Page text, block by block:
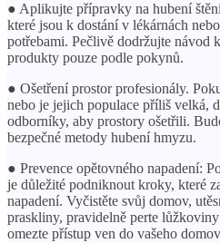
● Aplikujte přípravky na hubení
které jsou k dostání v lékárnách
potřebami. Pečlivě dodržujte návod
produkty pouze podle pokynů.
● Ošetření prostor profesionály.
nebo je jejich populace příliš velká,
odborníky, aby prostory ošetřili.
bezpečné metody hubení hmyzu.
● Prevence opětovného napadení:
je důležité podniknout kroky, které
napadení. Vyčistěte svůj domov,
praskliny, pravidelně perte
omezte přístup ven do vašeho